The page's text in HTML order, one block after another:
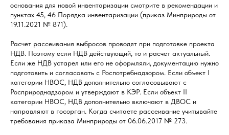
основания для новой инвентаризации смотрите в рекомендации и
пунктах 45, 46 Порядка инвентаризации (приказ Минприроды от
19.11.2021 № 871).
Расчет рассеивания выбросов проводят при подготовке проекта
НДВ. Поэтому если НДВ действующий, то и расчет актуальный.
Если же НДВ устарел или его не оформляли, документацию нужно
подготовить и согласовать с Роспотребнадзором. Если объект I
категории НВОС, НДВ дополнительно согласовывают с
Росприроднадзором и утверждают в КЭР. Если объект II
категории НВОС, НДВ дополнительно включают в ДВОС и
направляют в госорган. Когда считаете рассеивание учитывайте
требования приказа Минприроды от 06.06.2017 № 273.